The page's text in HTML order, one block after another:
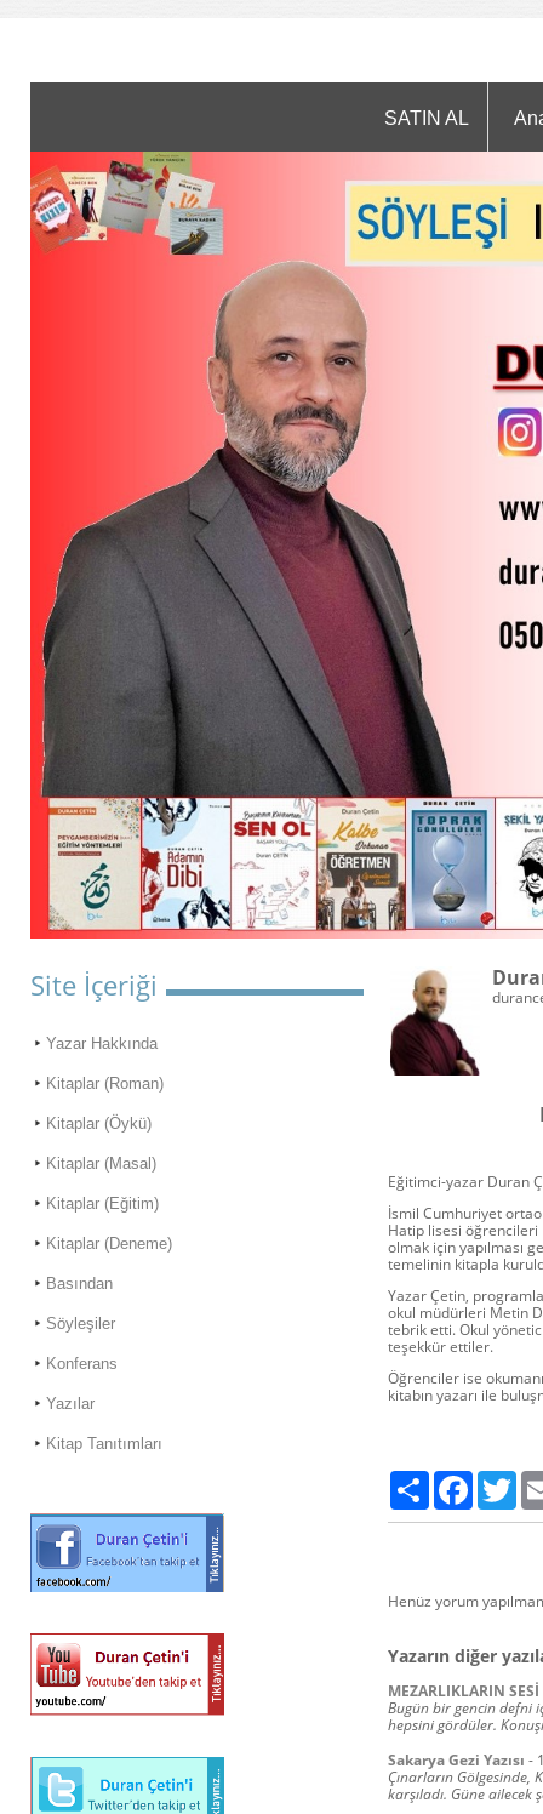
SATIN AL
Site İçeriği
Yazar Hakkında
Kitaplar (Roman)
Kitaplar (Öykü)
Kitaplar (Masal)
Kitaplar (Eğitim)
Kitaplar (Deneme)
Basından
Söyleşiler
Konferans
Yazılar
Kitap Tanıtımları
Eğitimci-yazar Duran
İsmil Cumhuriyet
Hatip lisesi öğrencileri
olmak için yapılması
temelinin kitapla
Yazar Çetin,
okul müdürleri Metin
tebrik etti. Okul
teşekkür ettiler.
Öğrenciler ise
kitabın yazarı ile
Paylaş Facebook
Henüz yorum
Yazarın diğer
MEZARLIKLARIN SESİ
Bugün bir gencin defni
hepsini gördüler.
Sakarya Gezi Yazısı -
Çınarların
karşıladı. Güne ailecek